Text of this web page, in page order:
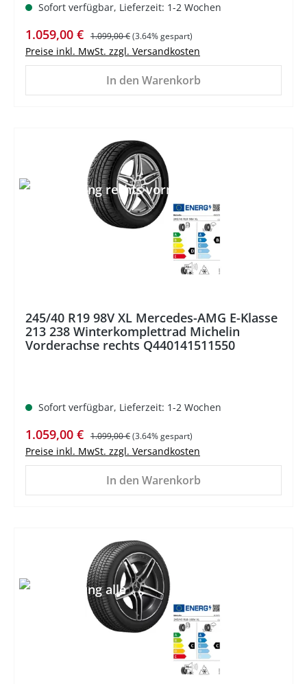
Sofort verfügbar, Lieferzeit: 1-2 Wochen
Verkaufspreis:
1.059,00 € Regulärer Preis:
1.099,00 €(3.64% gespart)
Preise inkl. MwSt. zzgl. Versandkosten
In den Warenkorb
245/40 R19 98V XL Mercedes-AMG E-Klasse
213 238 Winterkomplettrad Michelin
Vorderachse rechts Q440141511550
Sofort verfügbar, Lieferzeit: 1-2 Wochen
Verkaufspreis:
1.059,00 € Regulärer Preis:
1.099,00 €(3.64% gespart)
Preise inkl. MwSt. zzgl. Versandkosten
In den Warenkorb